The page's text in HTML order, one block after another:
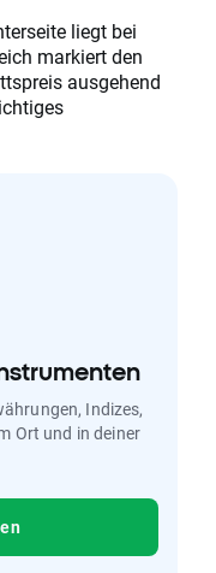
liegt bei
markiert den
ausgehend
Indizes,
Ort und in deiner